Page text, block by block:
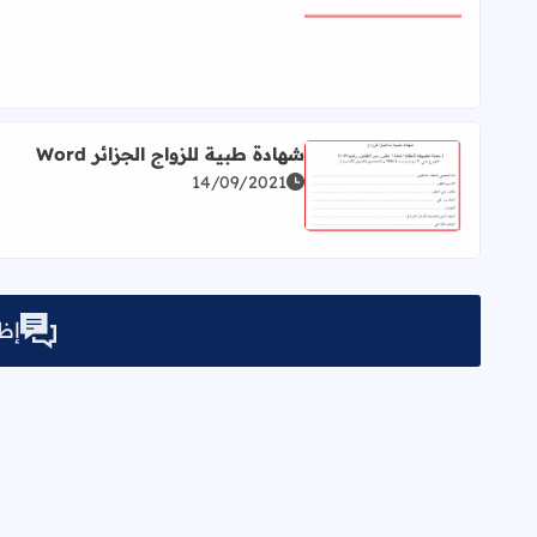
اقرأ المزيد عن شهادة طبية للزواج الجزائر Word
شهادة طبية للزواج الجزائر Word
14/09/2021